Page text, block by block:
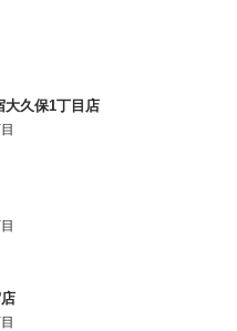
大久保1丁目店